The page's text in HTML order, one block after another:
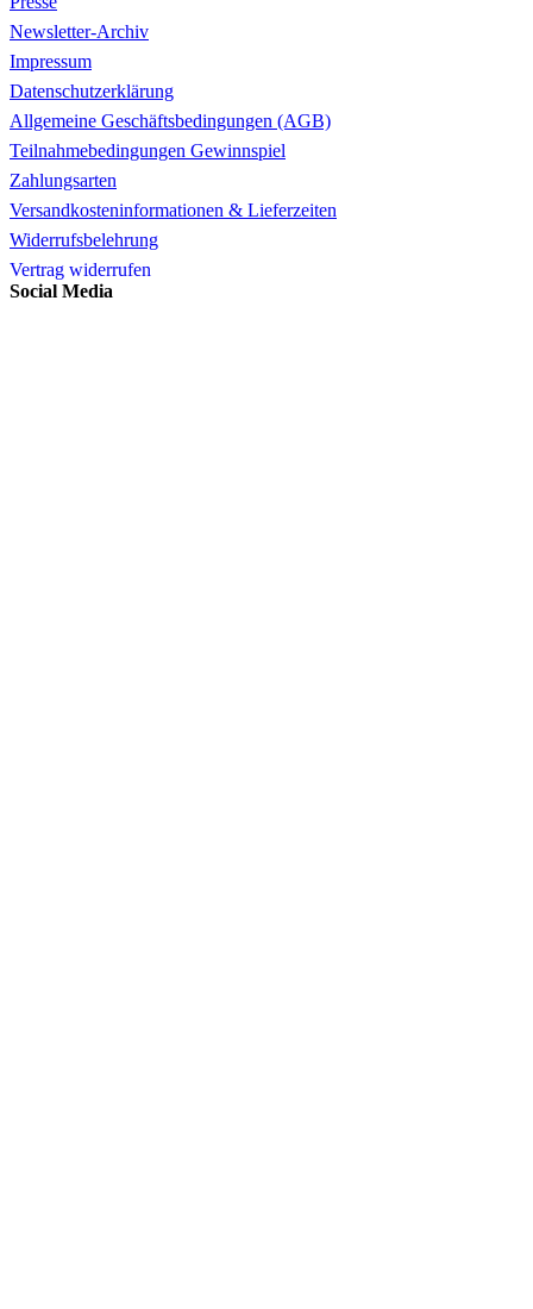
Newsletter-Archiv
Impressum
Datenschutzerklärung
Allgemeine Geschäftsbedingungen (AGB)
Teilnahmebedingungen Gewinnspiel
Zahlungsarten
Versandkosteninformationen & Lieferzeiten
Widerrufsbelehrung
Vertrag widerrufen
Social Media